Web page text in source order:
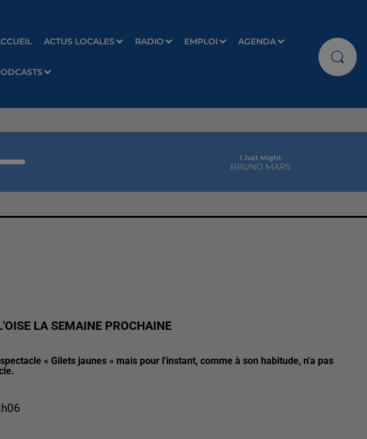
ACTUS LOCALES RADIO EMPLOI AGENDA
I Just Might
BRUNO MARS
LA SEMAINE PROCHAINE
« Gilets jaunes » mais pour l'instant, comme à son habitude, n'a pas